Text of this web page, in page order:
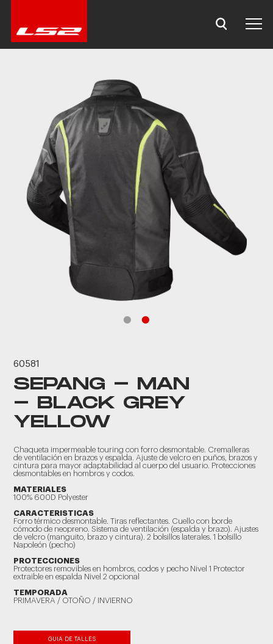
60581
SEPANG - MAN
- BLACK GREY
YELLOW
Chaqueta impermeable touring con forro desmontable. Cremalleras
de ventilación en brazos y espalda. Ajuste de velcro en puños, brazos y
cintura para mayor adaptabilidad al cuerpo del usuario. Protecciones
desmontables en hombros y codos.
MATERIALES
100% 600D Polyester
CARACTERISTICAS
Forro térmico desmontable. Tiras reflectantes. Cuello con borde
cómodo de neopreno. Sistema de ventilación (espalda y brazo). Ajustes
de velcro (manguito, brazo y cintura). 2 bolsillos laterales. 1 bolsillo
Napoleón (pecho)
PROTECCIONES
Protectores removibles en hombros, codos y pecho Nivel 1 Protector
extraible en espalda Nivel 2 opcional
TEMPORADA
PRIMAVERA / OTOÑO / INVIERNO
GUIA DE TALLES